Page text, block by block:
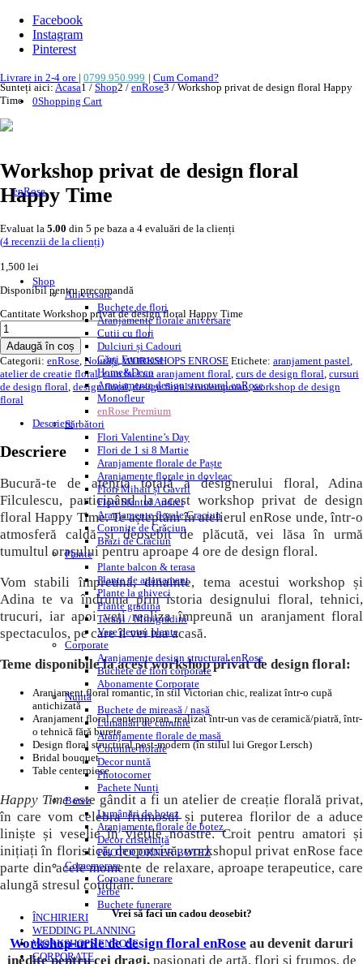
Facebook
Instagram
Pinterest
Livrare in 2-4 ore | 0799.950.999 | Cum Comand?
0Shopping Cart
Shop
Aniversare
Buchete de flori
Aranjamente florale aniversare
Cutii cu flori
Dulciuri și Cadouri
Cărți Frumoase
Home&Deco
Aranjamente design structural enRose
Monofleur
enRose Premium
Sărbători
Flori Valentine’s Day
Flori de 1 si 8 Martie
Aranjamente florale de Paște
Aranjamente florale in dovleac
Flori Mihail și Gavril
Flori Sfantul Andrei
Aranjamente florale Craciun
Coronițe de Crăciun
Brazi de Crăciun
Plante
Plante balcon & terasa
Plante de apartament
Plante la ghiveci
Plante gradina
Terarii / Minigrădini
Vase pentru plante
Corporate
Aranjamente design structural enRose
Buchete de flori corporate
Abonamente Corporate
Nuntă
Buchete de mireasă / nașă
Lumânări de cununie
Aranjamente florale de masă
Coronite florale
Decor nuntă
Photocorner
Pachete Nunți
Botez
Lumânări de botez
Aranjamente florale de botez
Decor cristelniță
PHOTOCORNER BOTEZ
Comemorare
Coroane funerare
Jerbe
Buchete funerare
ÎNCHIRIERI
WEDDING PLANNING
WORKSHOPS ENROSE
CORPORATE
Sunteți aici: Acasa1 / Shop2 / enRose3 / Workshop privat de design floral Happy
Time
Best
Workshop privat de design floral
Happy Time
Evaluat la 5.00 din 5 pe baza a 4 evaluări de la clienți
(4 recenzii de la clienți)
1,500 lei
Disponibil pentru precomandă
Cantitate Workshop privat de design floral Happy Time
Adaugă în coș
Categorii: enRose Noutăți,WORKSHOPS ENROSE Etichete: aranjament pastel
atelier de creatie floral,cum faci un aranjament floral curs de design floral cursuri
de design floral design floral,design floral contemporan,workshop de design
floral
Descriere
Descriere
Bucură-te de atenția totală a designerului floral, Adina
Filculescu, participând la acest workshop privat de design
floral Happy Time. Te așteptăm în atelierul enRose unde, într-o
atmosferă caldă și deosebit de plăcută, vei lăsa în urmă
tumultul orașului pentru aproape 4 ore de design floral.
Vom stabili împreună, dinainte, tema acestui workshop și
Adina te va îndruma prin istoria designului floral, tehnici,
trucuri, iar apoi veți realiza împreună un aranjament floral
spectaculos, pe care îl vei lua acasă.
Teme disponibile la acest workshop privat de design floral:
Aranjament floral romantic, în stil Victorian chic, realizat într-o cupă
antichizată
Aranjament floral contemporan, realizat într-un vas de ceramică/piatră, într-
o tehnică fără burete
Design floral structural post-modern (în stilul lui Gregor Lersch)
Bridal bouquet
Table centerpiece
Happy Timeeste gândit a fi un atelier de creație florală privat,
în care vom celebra frumosul și puterea florilor de a aduce
liniște și veselie în viețile noastre. Croit pentru amatori și
inițiați în floristică, deopotrivă, workshopul privat enRose face
parte din acele momente de relaxare, aproape terapeutice, care
alungă stresul cotidian.
Vrei să faci un cadou deosebit?
Workshop-urile de design floral enRose au devenit daruri
inedite pentru cei dragi,pasionați de artă, flori și frumos, de